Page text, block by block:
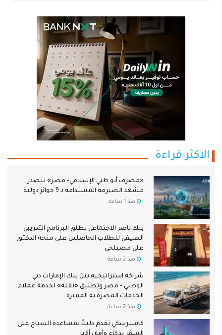
الاكثر قراءة
«مصرف أبو ظبي الإسلامي- مصر» يتصدر
مشهد الصيرفة المستدامة بـ 9 جوائز دولية
منذ 1 ساعة
بنك ناصر الاجتماعي يطلق البرنامج التدريبي
الصيفي للطلاب الحاصلين على منحة الدكتور
علي مصيلحي
منذ 2 ساعة
شراكة استراتيجية بين بنك الإمارات دبي
الوطني - مصر وتطبيق «نقلة» لخدمة عملاء
الخدمات المصرفية المميزة
منذ 2 ساعة
كاسبرسكي تقدم دليلاً لمساعدة السياح على